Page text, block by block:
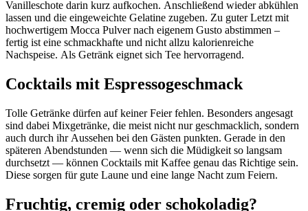
Vanilleschote darin kurz aufkochen. Anschließend wieder abkühlen
lassen und die eingeweichte Gelatine zugeben. Zu guter Letzt mit
hochwertigem Mocca Pulver nach eigenem Gusto abstimmen –
fertig ist eine schmackhafte und nicht allzu kalorienreiche
Nachspeise. Als Getränk eignet sich Tee hervorragend.
Cocktails mit Espressogeschmack
Tolle Getränke dürfen auf keiner Feier fehlen. Besonders angesagt
sind dabei Mixgetränke, die meist nicht nur geschmacklich, sondern
auch durch ihr Aussehen bei den Gästen punkten. Gerade in den
späteren Abendstunden — wenn sich die Müdigkeit so langsam
durchsetzt — können Cocktails mit Kaffee genau das Richtige sein.
Diese sorgen für gute Laune und eine lange Nacht zum Feiern.
Fruchtig, cremig oder schokoladig?